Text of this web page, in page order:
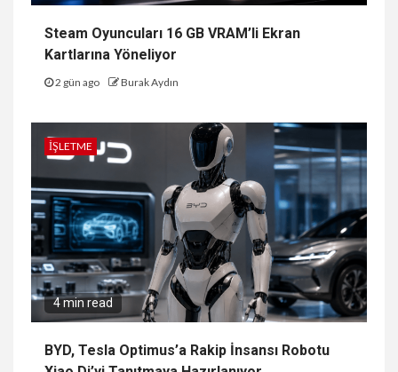
Steam Oyuncuları 16 GB VRAM’li Ekran
Kartlarına Yöneliyor
2 gün ago Burak Aydın
İŞLETME
4 min read
BYD, Tesla Optimus’a Rakip İnsansı Robotu